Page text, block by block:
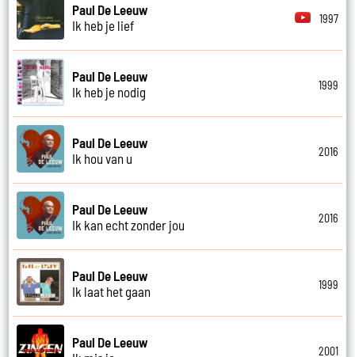
Paul De Leeuw
Ik heb je lief
1997
Paul De Leeuw
Ik heb je nodig
1999
Paul De Leeuw
Ik hou van u
2016
Paul De Leeuw
Ik kan echt zonder jou
2016
Paul De Leeuw
Ik laat het gaan
1999
Paul De Leeuw
2001